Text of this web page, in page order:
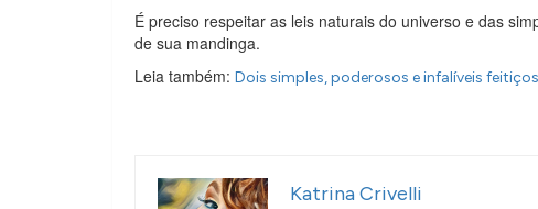
É preciso respeitar as leis naturais do universo e das
de sua mandinga.
Leia também: Dois simples, poderosos e infalíveis
Katrina Crivelli